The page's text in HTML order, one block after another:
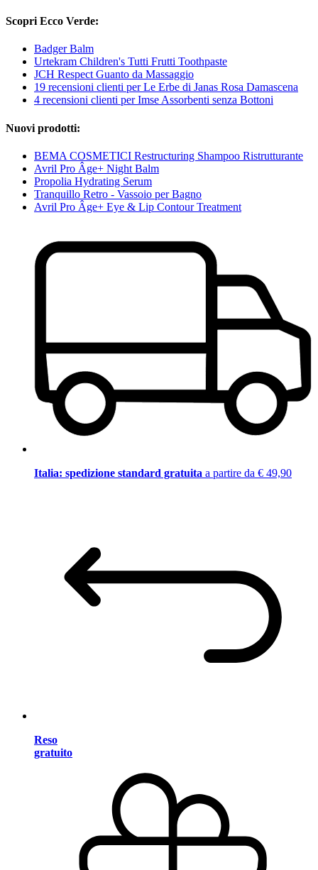
Scopri Ecco Verde:
Badger Balm
Urtekram Children's Tutti Frutti Toothpaste
JCH Respect Guanto da Massaggio
19 recensioni clienti per Le Erbe di Janas Rosa Damascena
4 recensioni clienti per Imse Assorbenti senza Bottoni
Nuovi prodotti:
BEMA COSMETICI Restructuring Shampoo Ristrutturante
Avril Pro Âge+ Night Balm
Propolia Hydrating Serum
Tranquillo Retro - Vassoio per Bagno
Avril Pro Âge+ Eye & Lip Contour Treatment
Italia: spedizione standard gratuita a partire da € 49,90
Reso
gratuito